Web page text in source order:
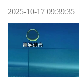
2025-10-17 09:39:35